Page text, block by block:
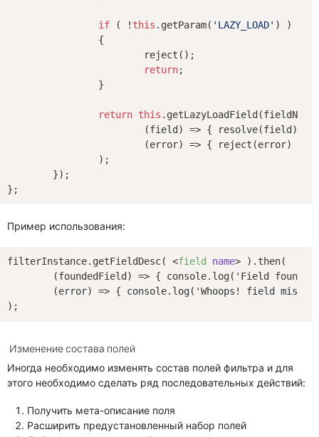
if ( ! this .getParam( 'LAZY_LOAD' ) )
return;
return this
(field ) => { resolve(field) },
Пример использования:
filterInstance.getFieldDesc( <field name> ).then(
Изменение состава полей
Иногда необходимо изменять состав полей фильтра и для
этого необходимо сделать ряд последовательных действий:
Получить мета-описание поля
Расширить предустановленный набор полей